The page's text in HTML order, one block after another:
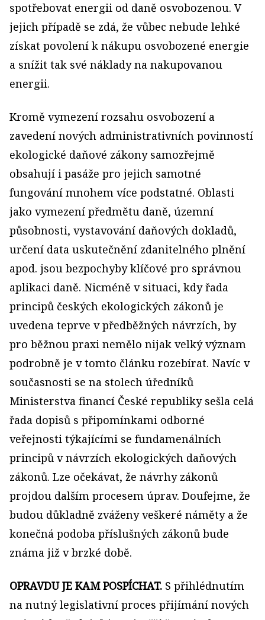
spotřebovat energii od daně osvobozenou. V
jejich případě se zdá, že vůbec nebude lehké
získat povolení k nákupu osvobozené energie
a snížit tak své náklady na nakupovanou
energii.
Kromě vymezení rozsahu osvobození a
zavedení nových administrativních povinností
ekologické daňové zákony samozřejmě
obsahují i pasáže pro jejich samotné
fungování mnohem více podstatné. Oblasti
jako vymezení předmětu daně, územní
působnosti, vystavování daňových dokladů,
určení data uskutečnění zdanitelného plnění
apod. jsou bezpochyby klíčové pro správnou
aplikaci daně. Nicméně v situaci, kdy řada
principů českých ekologických zákonů je
uvedena teprve v předběžných návrzích, by
pro běžnou praxi nemělo nijak velký význam
podrobně je v tomto článku rozebírat. Navíc v
současnosti se na stolech úředníků
Ministerstva financí České republiky sešla celá
řada dopisů s připomínkami odborné
veřejnosti týkajícími se fundamenálních
principů v návrzích ekologických daňových
zákonů. Lze očekávat, že návrhy zákonů
projdou dalším procesem úprav. Doufejme, že
budou důkladně zváženy veškeré náměty a že
konečná podoba příslušných zákonů bude
známa již v brzké době.
OPRAVDU JE KAM POSPÍCHAT. S přihlédnutím
na nutný legislativní proces přijímání nových